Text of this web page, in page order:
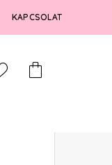
KAPCSOLAT